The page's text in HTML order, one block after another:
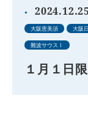
2024.12.25
大阪恵美須 大阪
難波サウスⅠ
１月１日